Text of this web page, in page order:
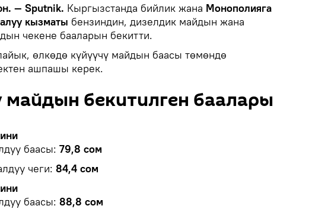
— Sputnik. Кыргызстанда бийлик жана Монополияга
кызматы бензиндин, дизелдик майдын жана
чекене бааларын бекитти.
өлкөдө күйүүчү майдын баасы төмөндө
ашпашы керек.
майдын бекитилген баалары
баасы: 79,8 сом
чеги: 84,4 сом
баасы: 88,8 сом